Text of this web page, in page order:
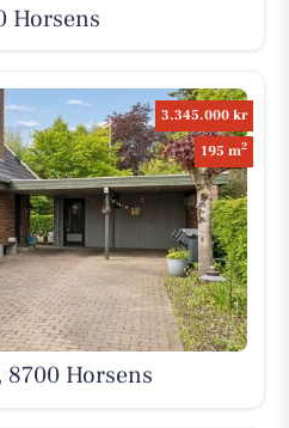
Horsens
3.345.000 kr
195 m2
Horsens